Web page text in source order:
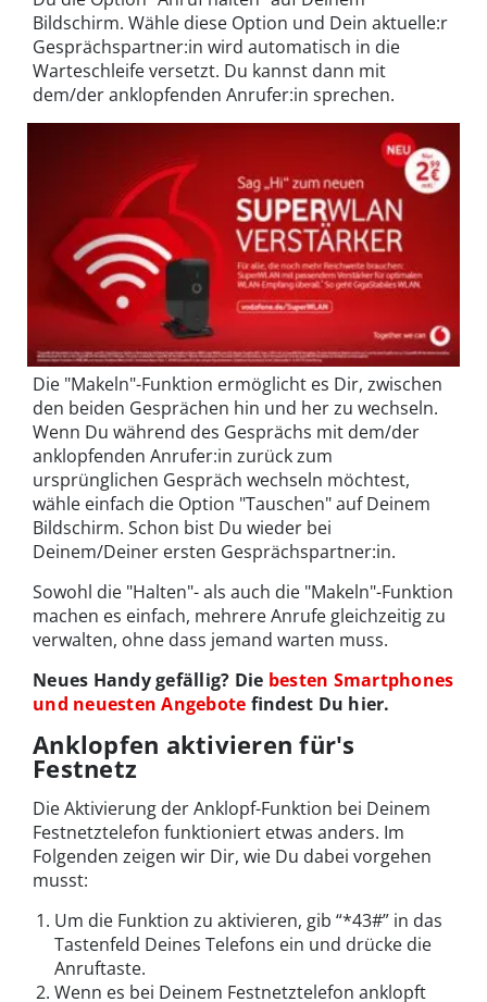
Bildschirm. Wähle diese Option und Dein aktuelle:r
Gesprächspartner:in wird automatisch in die
Warteschleife versetzt. Du kannst dann mit
dem/der anklopfenden Anrufer:in sprechen.
Die "Makeln"-Funktion ermöglicht es Dir, zwischen
den beiden Gesprächen hin und her zu wechseln.
Wenn Du während des Gesprächs mit dem/der
anklopfenden Anrufer:in zurück zum
ursprünglichen Gespräch wechseln möchtest,
wähle einfach die Option "Tauschen" auf Deinem
Bildschirm. Schon bist Du wieder bei
Deinem/Deiner ersten Gesprächspartner:in.
Sowohl die "Halten"- als auch die "Makeln"-Funktion
machen es einfach, mehrere Anrufe gleichzeitig zu
verwalten, ohne dass jemand warten muss.
Neues Handy gefällig? Die besten Smartphones
und neuesten Angebote findest Du hier.
Anklopfen aktivieren für's
Festnetz
Die Aktivierung der Anklopf-Funktion bei Deinem
Festnetztelefon funktioniert etwas anders. Im
Folgenden zeigen wir Dir, wie Du dabei vorgehen
musst:
Um die Funktion zu aktivieren, gib “*43#” in das
Tastenfeld Deines Telefons ein und drücke die
Anruftaste.
Wenn es bei Deinem Festnetztelefon anklopft